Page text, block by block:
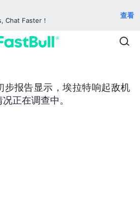
Chat Faster！
查看
步报告显示，埃拉特响起敌机
正在调查中。